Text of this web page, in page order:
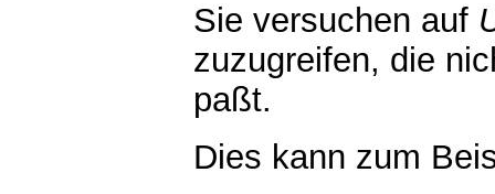
Sie versuchen auf
zuzugreifen, die
paßt.
Dies kann zum